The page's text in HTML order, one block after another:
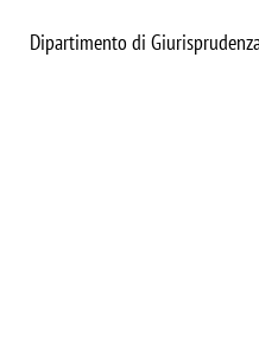
Dipartimento di